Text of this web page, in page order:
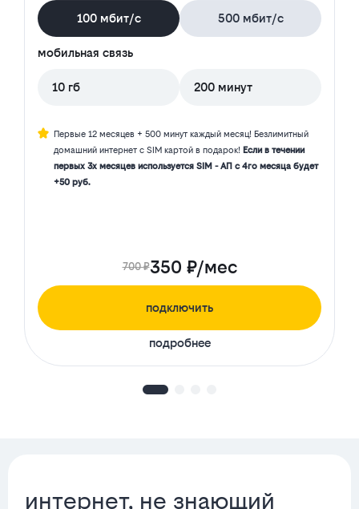
100 мбит/с 500 мбит/с
мобильная связь
10 гб 200 минут
Первые 12 месяцев + 500 минут каждый месяц! Безлимитный
домашний интернет с SIM картой в подарок! Если в течении
первых 3х месяцев используется SIM - АП с 4го месяца будет
+50 руб.
700 ₽350 ₽/мес
подключить
подробнее
интернет, не знающий